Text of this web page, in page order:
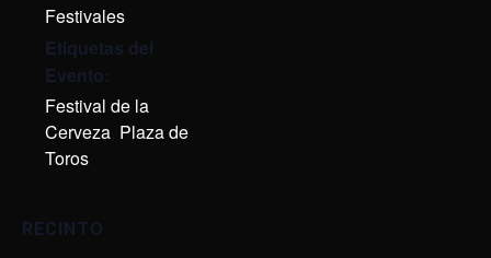
Festivales
Etiquetas del
Evento:
Festival de la
Cerveza, Plaza de
Toros
RECINTO